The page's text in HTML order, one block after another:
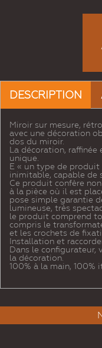
DESCRIPTION
Miroir sur mesure,
avec une décoration
dos du miroir.
La décoration, raffinée
unique.
E « un type de
inimitable, capable de
Ce produit confère
à la pièce où il est
pose simple garantie
lumineuse, très
le produit comprend
compris le
et les crochets de
Installation et
Dans le configurateur,
la décoration.
100% à la main, 100%